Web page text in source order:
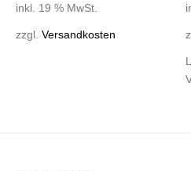
inkl. 19 % MwSt.
zzgl.Versandkosten